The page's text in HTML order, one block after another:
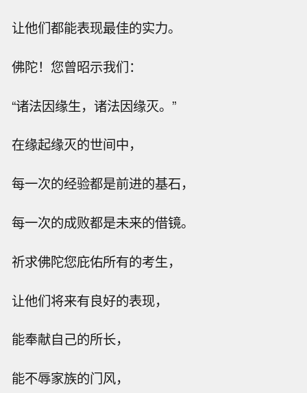
让他们都能表现最佳的实力。
佛陀！您曾昭示我们：
“诸法因缘生，诸法因缘灭。”
在缘起缘灭的世间中，
每一次的经验都是前进的基石，
每一次的成败都是未来的借镜。
祈求佛陀您庇佑所有的考生，
让他们将来有良好的表现，
能奉献自己的所长，
能不辱家族的门风，